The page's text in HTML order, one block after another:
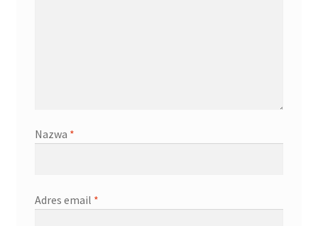
Nazwa *
Adres email *